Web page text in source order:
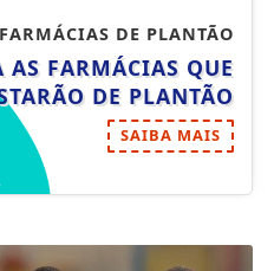
FARMÁCIAS DE PLANTÃO
AS FARMÁCIAS QUE
DE PLANTÃO
SAIBA MAIS